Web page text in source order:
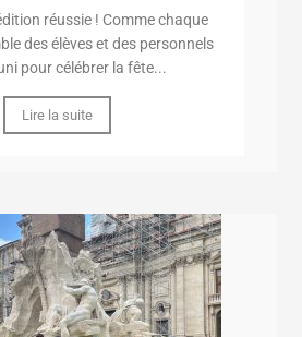
réussie ! Comme chaque
des élèves et des personnels
pour célébrer la fête...
Lire la suite